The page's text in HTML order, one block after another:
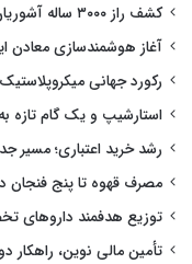
کشف راز ۳۰۰۰ ساله آشوریان
آغاز هوشمندسازی معادن
رکورد جهانی
استارشیپ و یک گام تازه
رشد خرید اعتباری؛ مسیر
مصرف قهوه تا پنج فنجان
توزیع هدفمند داروهای
تأمین مالی نوین،